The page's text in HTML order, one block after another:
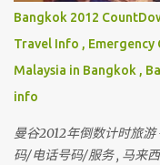
Bangkok 2012
Travel Info , Emergency
Malaysia in Bangkok ,
info
曼谷2012年倒数计时旅
码/电话号码/服务 , 马来